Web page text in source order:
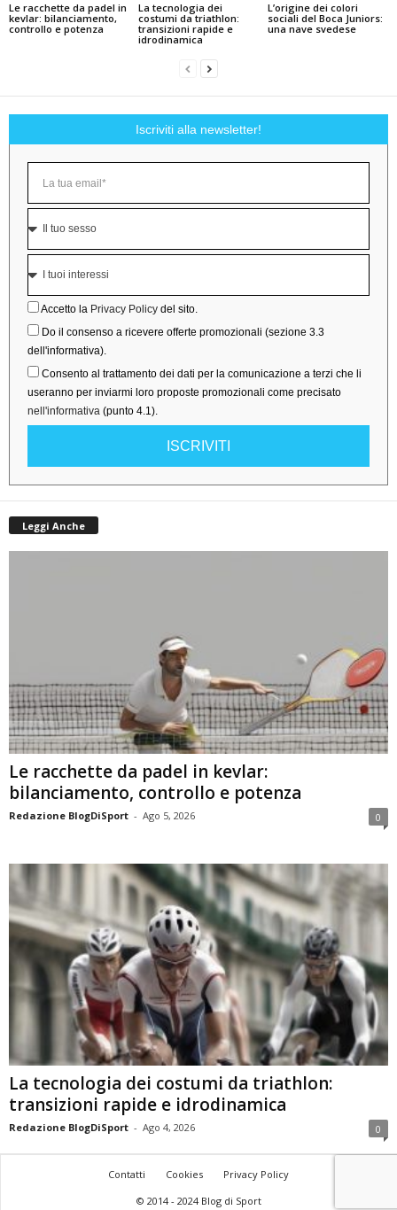
Le racchette da padel in
kevlar: bilanciamento,
controllo e potenza
La tecnologia dei
costumi da triathlon:
transizioni rapide e
idrodinamica
L’origine dei colori
sociali del Boca Juniors:
una nave svedese
Iscriviti alla newsletter!
Accetto la Privacy Policy del sito.
Do il consenso a ricevere offerte promozionali (sezione 3.3
dell'informativa).
Consento al trattamento dei dati per la comunicazione a terzi che li
useranno per inviarmi loro proposte promozionali come precisato
nell'informativa (punto 4.1).
ISCRIVITI
Leggi Anche
Le racchette da padel in kevlar:
bilanciamento, controllo e potenza
Redazione BlogDiSport - Ago 5, 2026 0
La tecnologia dei costumi da triathlon:
transizioni rapide e idrodinamica
Redazione BlogDiSport - Ago 4, 2026 0
Contatti Cookies
Privacy Policy
© 2014 - 2024 Blog di Sport